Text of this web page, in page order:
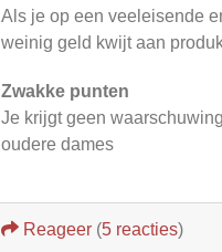
Als je op een veeleisende
weinig geld kwijt aan
Zwakke punten
Je krijgt geen
oudere dames
Reageer (5 reacties)